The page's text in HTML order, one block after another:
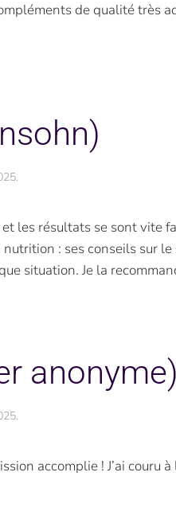
de qualité très
.
les résultats se sont vite
: ses conseils sur
situation. Je la
anonyme)
.
accomplie ! J’ai couru